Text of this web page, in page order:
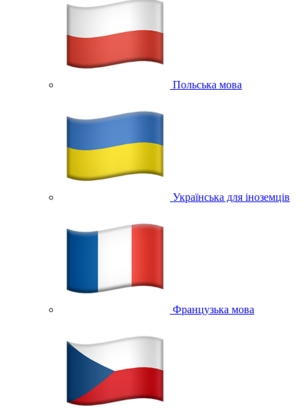
Польська мова
Українська для іноземців
Французька мова